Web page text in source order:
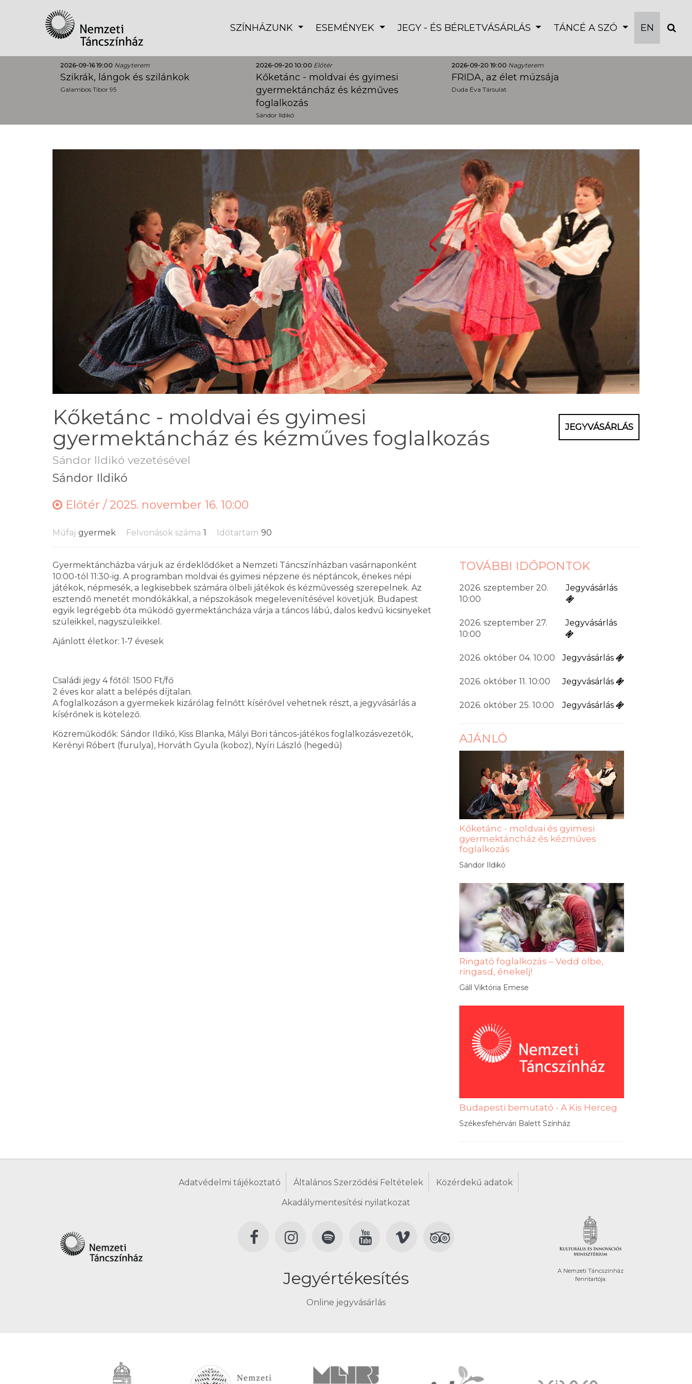
SZÍNHÁZUNK ESEMÉNYEK JEGY - ÉS BÉRLETVÁSÁRLÁS TÁNCÉ A SZÓ EN
2026-09-16 19:00 Nagyterem
Szikrák, lángok és szilánkok
Galambos Tibor 95
2026-09-20 10:00 Előtér
Kőketánc - moldvai és gyimesi
gyermektáncház és kézműves
foglalkozás
Sándor Ildikó
2026-09-20 19:00 Nagyterem
FRIDA, az élet múzsája
Duda Éva Társulat
Kőketánc - moldvai és gyimesi
gyermektáncház és kézműves foglalkozás
Sándor Ildikó vezetésével
Sándor Ildikó
JEGYVÁSÁRLÁS
Előtér / 2025. november 16. 10:00
Műfaj gyermek Felvonások száma 1 Időtartam 90
Gyermektáncházba várjuk az érdeklődőket a Nemzeti Táncszínházban vasárnaponként
10:00-tól 11:30-ig. A programban moldvai és gyimesi népzene és néptáncok, énekes népi
játékok, népmesék, a legkisebbek számára ölbeli játékok és kézművesség szerepelnek. Az
esztendő menetét mondókákkal, a népszokások megelevenítésével követjük. Budapest
egyik legrégebb óta működő gyermektáncháza várja a táncos lábú, dalos kedvű kicsinyeket
szüleikkel, nagyszüleikkel.
Ajánlott életkor: 1-7 évesek
Családi jegy 4 főtől: 1500 Ft/fő
2 éves kor alatt a belépés díjtalan.
A foglalkozáson a gyermekek kizárólag felnőtt kísérővel vehetnek részt, a jegyvásárlás a
kísérőnek is kötelező.
Közreműködők: Sándor Ildikó, Kiss Blanka, Mályi Bori táncos-játékos foglalkozásvezetők,
Kerényi Róbert (furulya), Horváth Gyula (koboz), Nyíri László (hegedű)
TOVÁBBI IDŐPONTOK
2026. szeptember 20.
10:00
Jegyvásárlás
2026. szeptember 27.
10:00
Jegyvásárlás
2026. október 04. 10:00 Jegyvásárlás
2026. október 11. 10:00 Jegyvásárlás
2026. október 25. 10:00 Jegyvásárlás
AJÁNLÓ
Kőketánc - moldvai és gyimesi
gyermektáncház és kézműves
foglalkozás
Sándor Ildikó
Ringató foglalkozás – Vedd ölbe,
ringasd, énekelj!
Gáll Viktória Emese
Budapesti bemutató - A Kis Herceg
Székesfehérvári Balett Színház
Adatvédelmi tájékoztató Általános Szerződési Feltételek Közérdekű adatok
Akadálymentesítési nyilatkozat
Jegyértékesítés
Online jegyvásárlás
A Nemzeti Táncszínház
fenntartója.